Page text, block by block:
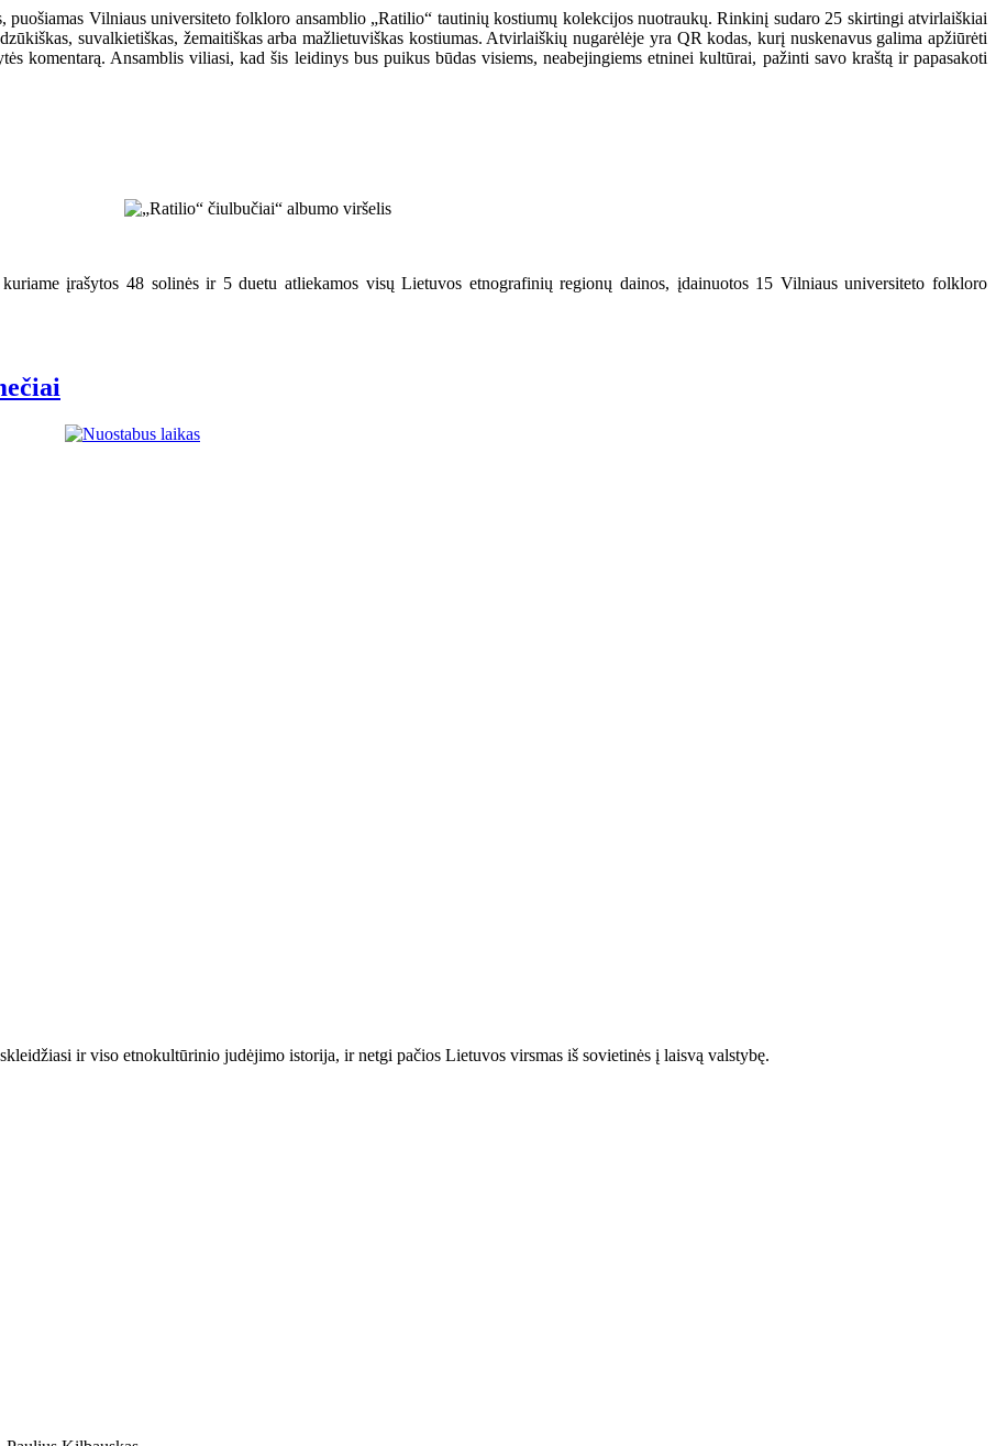
puošiamas Vilniaus universiteto folkloro ansamblio „Ratilio“ tautinių kostiumų kolekcijos nuotraukų. Rinkinį sudaro 25 skirtingi atvirlaiškiai
suvalkietiškas, žemaitiškas arba mažlietuviškas kostiumas. Atvirlaiškių nugarėlėje yra QR kodas, kurį nuskenavus galima apžiūrėti
komentarą. Ansamblis viliasi, kad šis leidinys bus puikus būdas visiems, neabejingiems etninei kultūrai, pažinti savo kraštą ir papasakoti
įrašytos 48 solinės ir 5 duetu atliekamos visų Lietuvos etnografinių regionų dainos, įdainuotos 15 Vilniaus universiteto folkloro
ir viso etnokultūrinio judėjimo istorija, ir netgi pačios Lietuvos virsmas iš sovietinės į laisvą valstybę.